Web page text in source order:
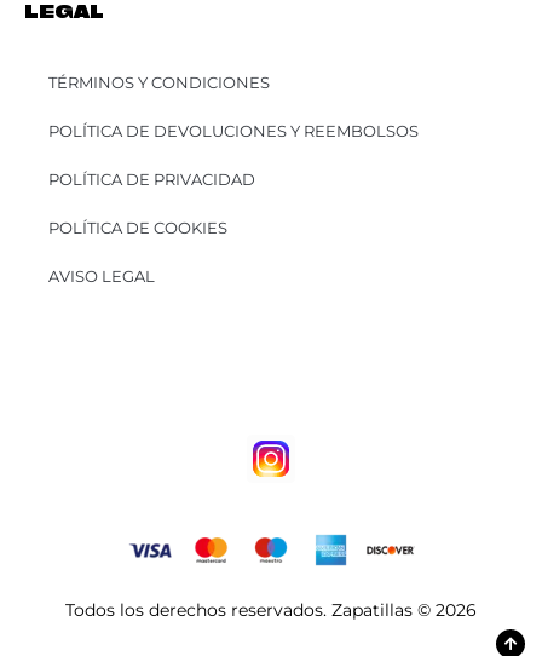
LEGAL
TÉRMINOS Y CONDICIONES
POLÍTICA DE DEVOLUCIONES Y REEMBOLSOS
POLÍTICA DE PRIVACIDAD
POLÍTICA DE COOKIES
AVISO LEGAL
Todos los derechos reservados. Zapatillas © 2026